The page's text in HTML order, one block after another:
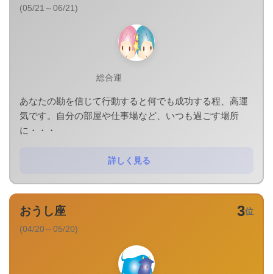
(05/21～06/21)
総合運
あなたの勘を信じて行動すると何でも成功する程、高運
気です。自分の部屋や仕事場など、いつも過ごす場所
に・・・
詳しく見る
3位
おうし座
(04/20～05/20)